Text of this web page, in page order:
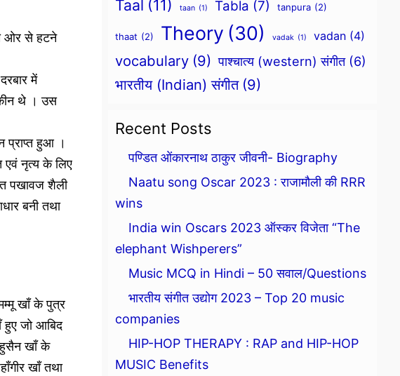
ओर से हटने
में
थे । उस
प्राप्त हुआ ।
एवं नृत्य के लिए
पखावज शैली
बनी तथा
खाँ के पुत्र
जो आबिद
खाँ के
खाँ तथा
Taal (11) taan (1) Tabla (7) tanpura (2)
thaat (2) Theory (30) vadak (1) vadan (4)
vocabulary (9) पाश्चात्य (western) संगीत (6)
भारतीय (Indian) संगीत (9)
Recent Posts
पण्डित ओंकारनाथ ठाकुर जीवनी- Biography
Naatu song Oscar 2023 : राजामौली की RRR
wins
India win Oscars 2023 ऑस्कर विजेता “The
elephant Wishperers”
Music MCQ in Hindi – 50 सवाल/Questions
भारतीय संगीत उद्योग 2023 – Top 20 music
companies
HIP-HOP THERAPY : RAP and HIP-HOP
MUSIC Benefits